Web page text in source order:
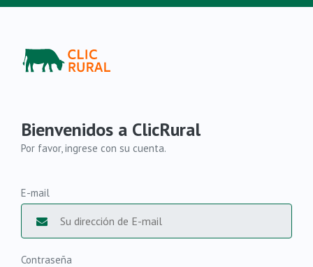
Bienvenidos a ClicRural
Por favor, ingrese con su cuenta.
E-mail
Contraseña